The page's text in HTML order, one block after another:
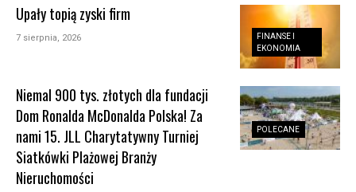
FINANSE I
EKONOMIA
Upały topią zyski firm
7 sierpnia, 2026
POLECANE
Niemal 900 tys. złotych dla fundacji
Dom Ronalda McDonalda Polska! Za
nami 15. JLL Charytatywny Turniej
Siatkówki Plażowej Branży
Nieruchomości